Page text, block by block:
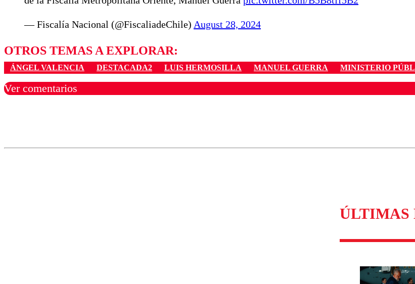
— Fiscalía Nacional (@FiscaliadeChile) August 28, 2024
OTROS TEMAS A EXPLORAR:
ÁNGEL VALENCIA DESTACADA2 LUIS HERMOSILLA MANUEL GUERRA MINISTERIO
Ver comentarios
ÚLTIMAS